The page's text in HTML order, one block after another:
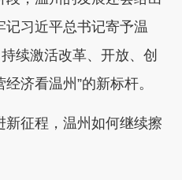
习近平总书记寄予温
续激活改革、开放、创
济看温州”的新标杆。
征程，温州如何继续擦